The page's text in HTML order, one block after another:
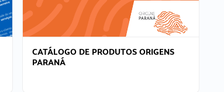
CATÁLOGO DE PRODUTOS ORIGENS
PARANÁ